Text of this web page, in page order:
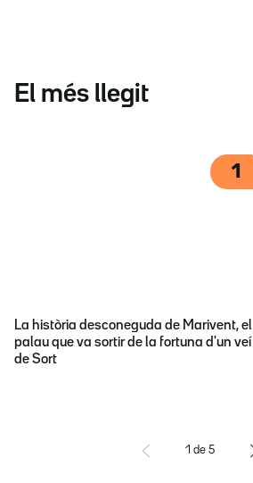
El més llegit
1
La història desconeguda de Marivent, el
palau que va sortir de la fortuna d'un veí
de Sort
1 de 5